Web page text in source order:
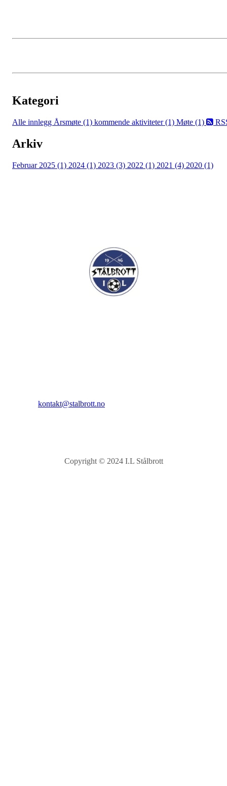
Kategori
Alle innlegg Årsmøte (1) kommende aktiviteter (1) Møte (1)
Arkiv
Februar 2025 (1) 2024 (1) 2023 (3) 2022 (1) 2021 (4) 2020 (1)
kontakt@stalbrott.no
Copyright © 2024 I.L Stålbrott